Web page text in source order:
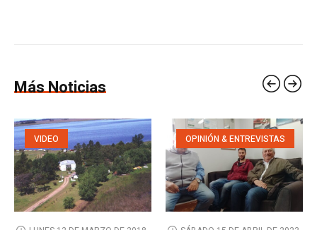
Más Noticias
VIDEO OPINIÓN & ENTREVISTAS